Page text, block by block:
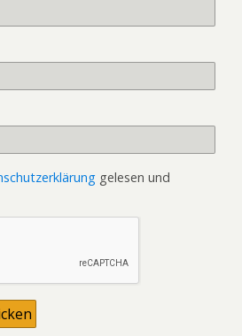
gelesen und